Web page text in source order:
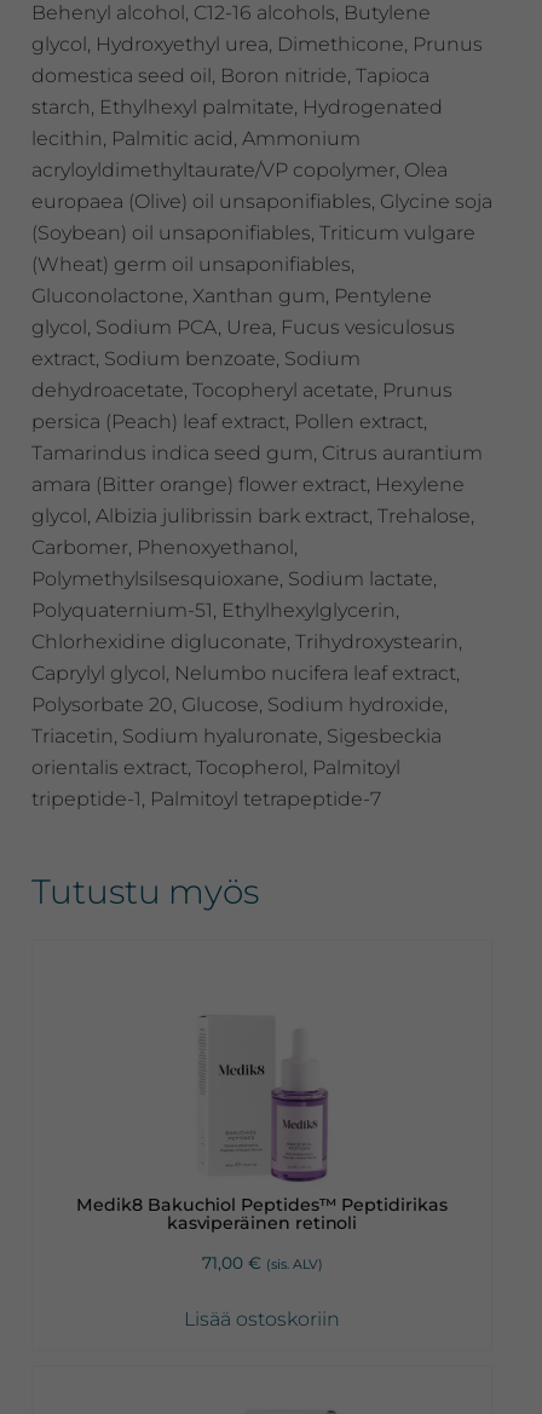
Behenyl alcohol, C12-16 alcohols, Butylene
glycol, Hydroxyethyl urea, Dimethicone, Prunus
domestica seed oil, Boron nitride, Tapioca
starch, Ethylhexyl palmitate, Hydrogenated
lecithin, Palmitic acid, Ammonium
acryloyldimethyltaurate/VP copolymer, Olea
europaea (Olive) oil unsaponifiables, Glycine soja
(Soybean) oil unsaponifiables, Triticum vulgare
(Wheat) germ oil unsaponifiables,
Gluconolactone, Xanthan gum, Pentylene
glycol, Sodium PCA, Urea, Fucus vesiculosus
extract, Sodium benzoate, Sodium
dehydroacetate, Tocopheryl acetate, Prunus
persica (Peach) leaf extract, Pollen extract,
Tamarindus indica seed gum, Citrus aurantium
amara (Bitter orange) flower extract, Hexylene
glycol, Albizia julibrissin bark extract, Trehalose,
Carbomer, Phenoxyethanol,
Polymethylsilsesquioxane, Sodium lactate,
Polyquaternium-51, Ethylhexylglycerin,
Chlorhexidine digluconate, Trihydroxystearin,
Caprylyl glycol, Nelumbo nucifera leaf extract,
Polysorbate 20, Glucose, Sodium hydroxide,
Triacetin, Sodium hyaluronate, Sigesbeckia
orientalis extract, Tocopherol, Palmitoyl
tripeptide-1, Palmitoyl tetrapeptide-7
Tutustu myös
Medik8 Bakuchiol Peptides™ Peptidirikas
kasviperäinen retinoli
71,00 € (sis. ALV)
Lisää ostoskoriin